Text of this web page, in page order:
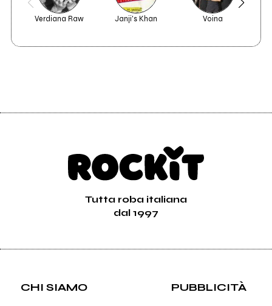
Verdiana Raw Janji's Khan Voina
Tutta roba italiana
dal 1997
CHI SIAMO PUBBLICITÀ